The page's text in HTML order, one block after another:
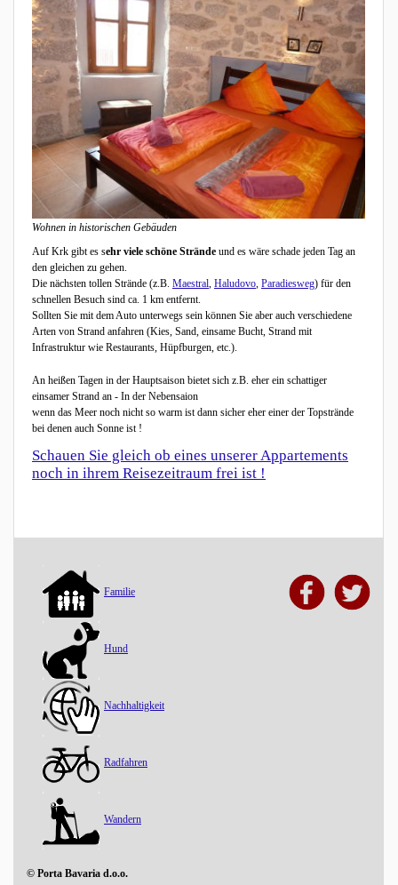
Wohnen in historischen Gebäuden
Auf Krk gibt es sehr viele schöne Strände und es wäre schade jeden Tag an
den gleichen zu gehen.
Die nächsten tollen Strände (z.B. Maestral, Haludovo, Paradiesweg) für den
schnellen Besuch sind ca. 1 km entfernt.
Sollten Sie mit dem Auto unterwegs sein können Sie aber auch verschiedene
Arten von Strand anfahren (Kies, Sand, einsame Bucht, Strand mit
Infrastruktur wie Restaurants, Hüpfburgen, etc.).
An heißen Tagen in der Hauptsaison bietet sich z.B. eher ein schattiger
einsamer Strand an - In der Nebensaion
wenn das Meer noch nicht so warm ist dann sicher eher einer der Topstrände
bei denen auch Sonne ist !
Schauen Sie gleich ob eines unserer Appartements
noch in ihrem Reisezeitraum frei ist !
Familie
Hund
Nachhaltigkeit
Radfahren
Wandern
© Porta Bavaria d.o.o.